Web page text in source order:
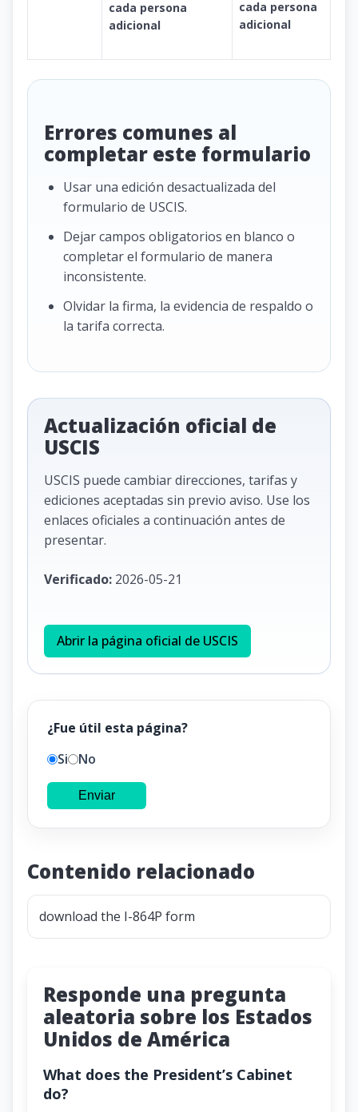
cada persona
adicional
cada persona
adicional
Errores comunes al
completar este formulario
Usar una edición desactualizada del
formulario de USCIS.
Dejar campos obligatorios en blanco o
completar el formulario de manera
inconsistente.
Olvidar la firma, la evidencia de respaldo o
la tarifa correcta.
Actualización oficial de
USCIS
USCIS puede cambiar direcciones, tarifas y
ediciones aceptadas sin previo aviso. Use los
enlaces oficiales a continuación antes de
presentar.
Verificado: 2026-05-21
Abrir la página oficial de USCIS
¿Fue útil esta página?
Si
No
Enviar
Contenido relacionado
download the I-864P form
Responde una pregunta
aleatoria sobre los Estados
Unidos de América
What does the President’s Cabinet
do?